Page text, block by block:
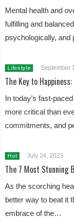
Mental health and
fulfilling and
psychologically,
Lifestyle September
The Key to
In today’s fast-
more critical than
commitments, and
Hot July 24, 2023
The 7 Most Stunning
As the scorching
better way to beat it
embrace of the…